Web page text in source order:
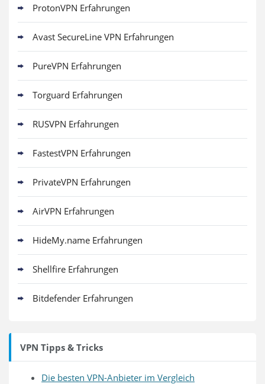
ProtonVPN Erfahrungen
Avast SecureLine VPN Erfahrungen
PureVPN Erfahrungen
Torguard Erfahrungen
RUSVPN Erfahrungen
FastestVPN Erfahrungen
PrivateVPN Erfahrungen
AirVPN Erfahrungen
HideMy.name Erfahrungen
Shellfire Erfahrungen
Bitdefender Erfahrungen
VPN Tipps & Tricks
Die besten VPN-Anbieter im Vergleich